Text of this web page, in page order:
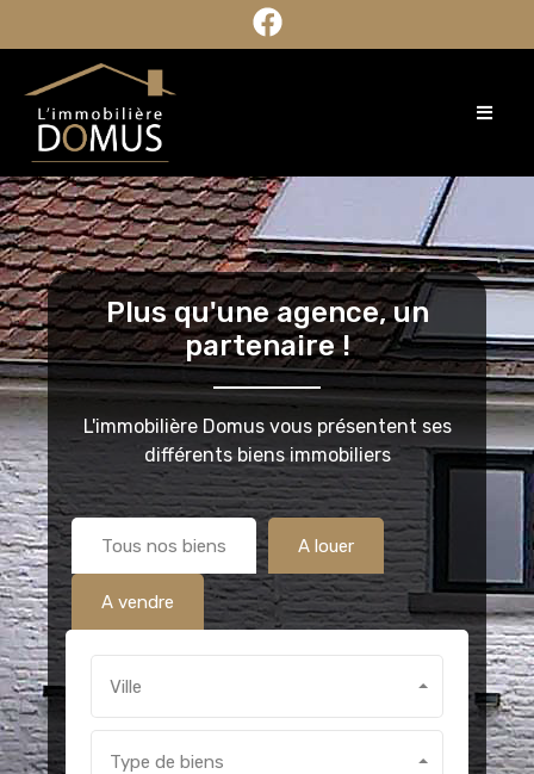
Plus qu'une agence, un
partenaire !
L'immobilière Domus vous présentent ses
différents biens immobiliers
Tous nos biens A louer
A vendre
Ville
Type de biens